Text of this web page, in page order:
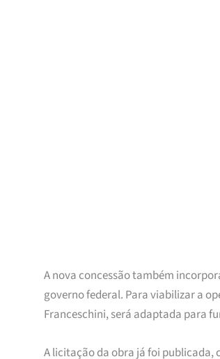
A nova concessão também
governo federal. Para viabilizar a
Franceschini, será adaptada para
A licitação da obra já foi publicada,